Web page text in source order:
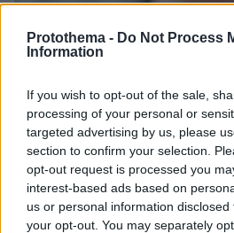
Protothema - Do Not Process
Information
If you wish to opt-out of the sale,
processing of your personal or
targeted advertising by us, please
section to confirm your selection.
opt-out request is processed you
interest-based ads based on
us or personal information
your opt-out. You may separately